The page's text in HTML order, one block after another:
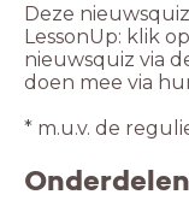
Deze
LessonUp: klik
nieuwsquiz via
doen mee via
* m.u.v. de